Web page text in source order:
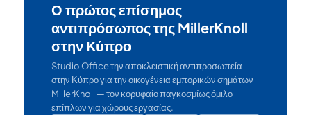
Ο πρώτος επίσημος
αντιπρόσωπος της MillerKnoll
στην Κύπρο
Studio Office την αποκλειστική αντιπροσωπεία
στην Κύπρο για την οικογένεια εμπορικών σημάτων
MillerKnoll — τον κορυφαίο παγκοσμίως όμιλο
επίπλων για χώρους εργασίας.